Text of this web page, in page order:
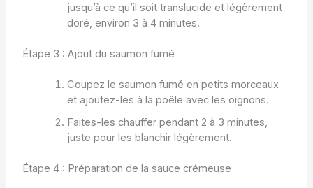
jusqu’à ce qu’il soit translucide et légèrement
doré, environ 3 à 4 minutes.
Étape 3 : Ajout du saumon fumé
Coupez le saumon fumé en petits morceaux
et ajoutez-les à la poêle avec les oignons.
Faites-les chauffer pendant 2 à 3 minutes,
juste pour les blanchir légèrement.
Étape 4 : Préparation de la sauce crémeuse